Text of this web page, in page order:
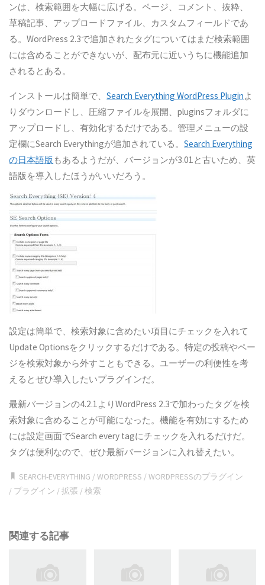
ンは、検索範囲を大幅に広げる。ページ、コメント、抜粋、
草稿記事、アップロードファイル、カスタムフィールドであ
る。WordPress 2.3で追加されたタグについてはまだ検索範囲
には含めることができないが、配布元に近いうちに機能追加
されるとある。
インストールは簡単で、Search Everything WordPress Pluginよ
りダウンロードし、圧縮ファイルを展開、pluginsフォルダに
アップロードし、有効化するだけである。管理メニューの設
定欄にSearch Everythingが追加されている。Search Everything
の日本語版 もあるようだが、バージョンが3.01と古いため、英
語版を導入したほうがいいだろう。
設定は簡単で、検索対象に含めたい項目にチェックを入れて
Update Optionsをクリックするだけである。特定の投稿やペー
ジを検索対象から外すこともできる。ユーザーの利便性を考
えるとぜひ導入したいプラグインだ。
最新バージョンの4.2.1よりWordPress 2.3で加わったタグを検
索対象に含めることが可能になった。機能を有効にするため
には設定画面でSearch every tagにチェックを入れるだけだ。
タグは便利なので、ぜひ最新バージョンに入れ替えたい。
SEARCH-EVERYTHING /WORDPRESS /WORDPRESSのプラグイン
/ プラグイン /拡張 /検索
関連する記事